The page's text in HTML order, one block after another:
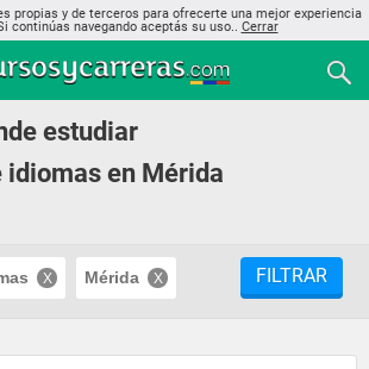
propias y de terceros para ofrecerte una mejor experiencia
continúas navegando aceptás su uso.. Cerrar
estudiar
idiomas en Mérida
Mérida FILTRAR